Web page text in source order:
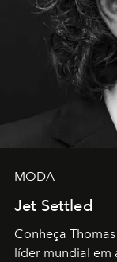
MODA
Jet Settled
Conheça
líder mundial em